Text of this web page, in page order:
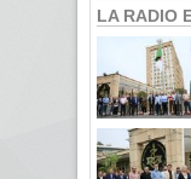
LA RADIO